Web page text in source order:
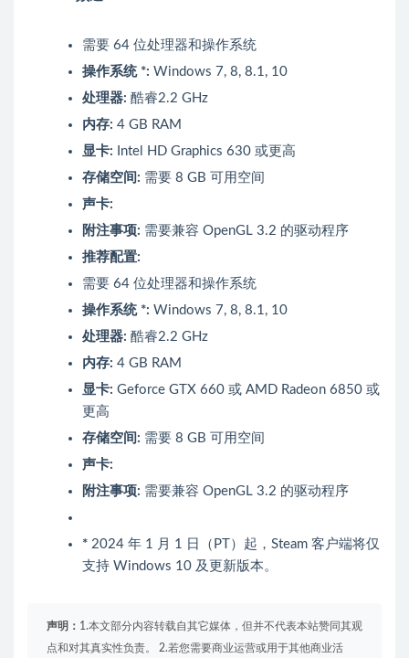
需要 64 位处理器和操作系统
操作系统 *: Windows 7, 8, 8.1, 10
处理器: 酷睿2.2 GHz
内存: 4 GB RAM
显卡: Intel HD Graphics 630 或更高
存储空间: 需要 8 GB 可用空间
声卡:
附注事项: 需要兼容 OpenGL 3.2 的驱动程序
推荐配置:
需要 64 位处理器和操作系统
操作系统 *: Windows 7, 8, 8.1, 10
处理器: 酷睿2.2 GHz
内存: 4 GB RAM
显卡: Geforce GTX 660 或 AMD Radeon 6850 或
更高
存储空间: 需要 8 GB 可用空间
声卡:
附注事项: 需要兼容 OpenGL 3.2 的驱动程序
* 2024 年 1 月 1 日（PT）起，Steam 客户端将仅
支持 Windows 10 及更新版本。
声明： 1.本文部分内容转载自其它媒体，但并不代表本站赞同其观
点和对其真实性负责。 2.若您需要商业运营或用于其他商业活